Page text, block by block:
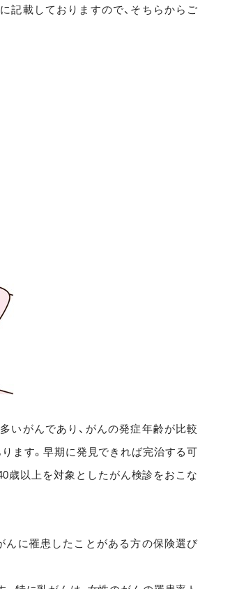
記載しておりますので、そちらからご
いがんであり、がんの発症年齢が比較
ます。早期に発見できれば完治する可
歳以上を対象としたがん検診をおこな
んに罹患したことがある方の保険選び